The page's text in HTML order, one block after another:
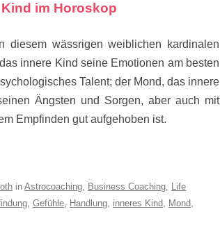
im Horoskop
diesem wässrigen weiblichen kardinalen
innere Kind seine Emotionen am besten
Talent; der Mond, das innere
Ängsten und Sorgen, aber auch mit
Empfinden gut aufgehoben ist.
in Astrocoaching, Business Coaching, Life
, Gefühle, Handlung, inneres Kind, Mond,